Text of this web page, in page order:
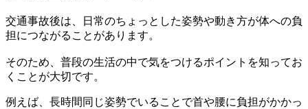
交通事故後は、日常のちょっとした姿勢や動き方が体への負
担につながることがあります。
そのため、普段の生活の中で気をつけるポイントを知ってお
くことが大切です。
例えば、長時間同じ姿勢でいることで首や腰に負担がかかっ